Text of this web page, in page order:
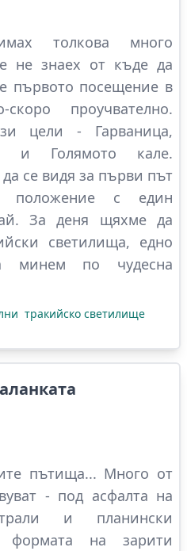
толкова много
не знаех от къде да
първото посещение в
проучвателно.
цели - Гарваница,
и Голямото кале.
се видя за първи път
положение с един
За деня щяхме да
светилища, едно
по чудесна
тракийско светилище
пътища... Много от
- под асфалта на
и планински
на зарити